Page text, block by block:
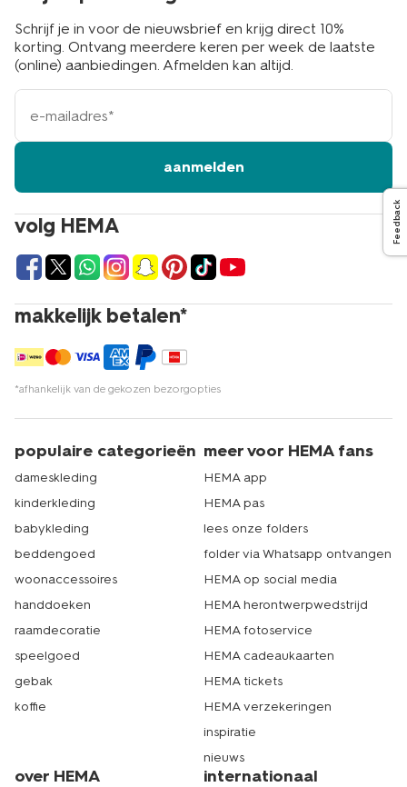
volg HEMA
makkelijk betalen*
*afhankelijk van de gekozen bezorgopties
Schrijf je in voor de nieuwsbrief en krijg direct 10%
korting. Ontvang meerdere keren per week de laatste
(online) aanbiedingen. Afmelden kan altijd.
e-
mailadres
aanmelden
populaire categorieën
dameskleding
kinderkleding
babykleding
beddengoed
woonaccessoires
handdoeken
raamdecoratie
speelgoed
gebak
koffie
meer voor HEMA fans
HEMA app
HEMA pas
lees onze folders
folder via Whatsapp ontvangen
HEMA op social media
HEMA herontwerpwedstrijd
HEMA fotoservice
HEMA cadeaukaarten
HEMA tickets
HEMA verzekeringen
inspiratie
nieuws
over HEMA internationaal
Feedback